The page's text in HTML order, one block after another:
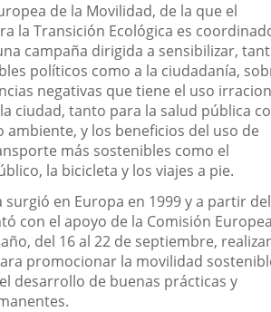
de la Movilidad, de la que el
la Transición Ecológica es
campaña dirigida a sensibilizar,
políticos como a la ciudadanía,
negativas que tiene el uso
ciudad, tanto para la salud pública
ambiente, y los beneficios del uso de
más sostenibles como el
la bicicleta y los viajes a pie.
surgió en Europa en 1999 y a partir del
con el apoyo de la Comisión
del 16 al 22 de septiembre,
promocionar la movilidad
desarrollo de buenas prácticas y